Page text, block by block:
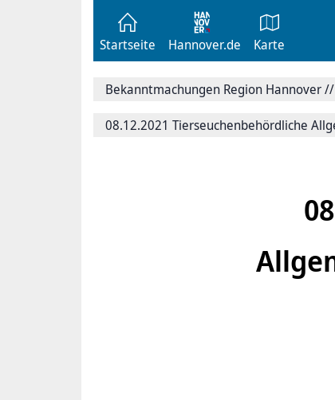
Hauptnavigation
Startseite Hannover.de Karte
Bekanntmachungen Region Hannover//
08.12.2021 Tierseuchenbehördliche